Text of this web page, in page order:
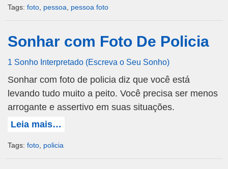
Tags: foto pessoa pessoa foto
Sonhar com Foto De Policia
1 Sonho Interpretado (Escreva o Seu Sonho)
Sonhar com foto de policia diz que você está
levando tudo muito a peito. Você precisa ser menos
arrogante e assertivo em suas situações.
Leia mais…
Tags: foto policia